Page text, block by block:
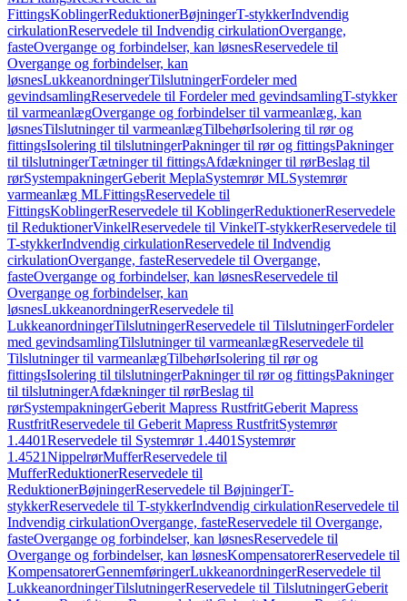
FittingsKoblingerReduktionerBøjningerT-stykkerIndvendig
cirkulationReservedele til Indvendig cirkulationOvergange,
fasteOvergange og forbindelser, kan løsnesReservedele til
Overgange og forbindelser, kan
løsnesLukkeanordningerTilslutningerFordeler med
gevindsamlingReservedele til Fordeler med gevindsamlingT-stykker
til varmeanlægOvergange og forbindelser til varmeanlæg, kan
løsnesTilslutninger til varmeanlægTilbehørIsolering til rør og
fittingsIsolering til tilslutningerPakninger til rør og fittingsPakninger
til tilslutningerTætninger til fittingsAfdækninger til rørBeslag til
rørSystempakningerGeberit MeplaSystemrør MLSystemrør
varmeanlæg MLFittingsReservedele til
FittingsKoblingerReservedele til KoblingerReduktionerReservedele
til ReduktionerVinkelReservedele til VinkelT-stykkerReservedele til
T-stykkerIndvendig cirkulationReservedele til Indvendig
cirkulationOvergange, fasteReservedele til Overgange,
fasteOvergange og forbindelser, kan løsnesReservedele til
Overgange og forbindelser, kan
løsnesLukkeanordningerReservedele til
LukkeanordningerTilslutningerReservedele til TilslutningerFordeler
med gevindsamlingTilslutninger til varmeanlægReservedele til
Tilslutninger til varmeanlægTilbehørIsolering til rør og
fittingsIsolering til tilslutningerPakninger til rør og fittingsPakninger
til tilslutningerAfdækninger til rørBeslag til
rørSystempakningerGeberit Mapress RustfritGeberit Mapress
RustfritReservedele til Geberit Mapress RustfritSystemrør
1.4401Reservedele til Systemrør 1.4401 Systemrør
1.4521NippelrørMufferReservedele til
MufferReduktionerReservedele til
ReduktionerBøjningerReservedele til BøjningerT-
stykkerReservedele til T-stykkerIndvendig cirkulationReservedele til
Indvendig cirkulationOvergange, fasteReservedele til Overgange,
fasteOvergange og forbindelser, kan løsnesReservedele til
Overgange og forbindelser, kan løsnesKompensatorerReservedele til
KompensatorerGennemføringerLukkeanordningerReservedele til
LukkeanordningerTilslutningerReservedele til TilslutningerGeberit